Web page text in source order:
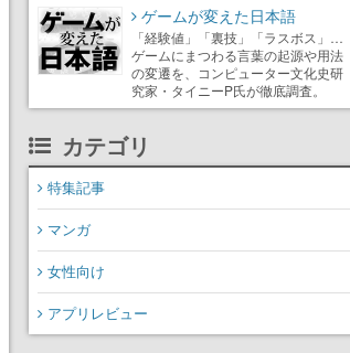
ゲームが変えた日本語
「経験値」「裏技」「ラスボス」…
ゲームにまつわる言葉の起源や用法
の変遷を、コンピューター文化史研
究家・タイニーP氏が徹底調査。
カテゴリ
特集記事
マンガ
女性向け
アプリレビュー